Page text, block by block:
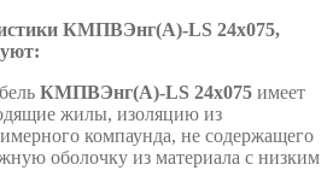
КМПВЭнг(А)-LS 24х075,
КМПВЭнг(А)-LS 24х075 имеет
жилы, изоляцию из
компаунда, не содержащего
оболочку из материала с низким